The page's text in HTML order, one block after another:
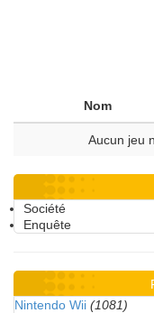
Nom
Aucun jeu
Société
Enquête
Nintendo Wii (1081)